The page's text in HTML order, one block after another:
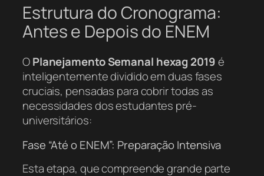
Estrutura do Cronograma:
Antes e Depois do ENEM
OPlanejamento Semanal hexag 2019é
inteligentemente dividido em duas fases
cruciais, pensadas para cobrir todas as
necessidades dos estudantes pré-
universitários:
Fase “Até o ENEM”: Preparação Intensiva
Esta etapa, que compreende grande parte